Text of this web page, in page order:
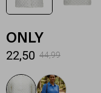
ONLY
22,50 44,99